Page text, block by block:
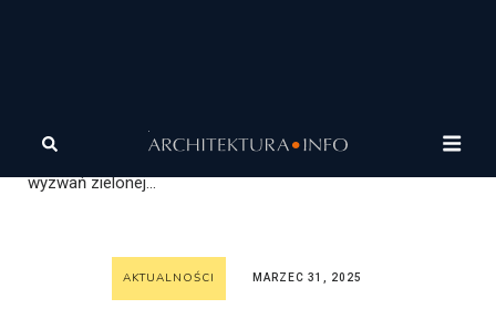
Wiadomości
Kongres Klimatyczny 2025: biznes i administracja wobec
wyzwań zielonej...
AKTUALNOŚCI MARZEC 31, 2025